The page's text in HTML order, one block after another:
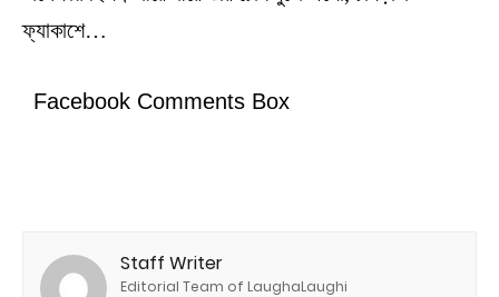
ফ্যাকাশে…
Facebook Comments Box
Staff Writer
Editorial Team of LaughaLaughi